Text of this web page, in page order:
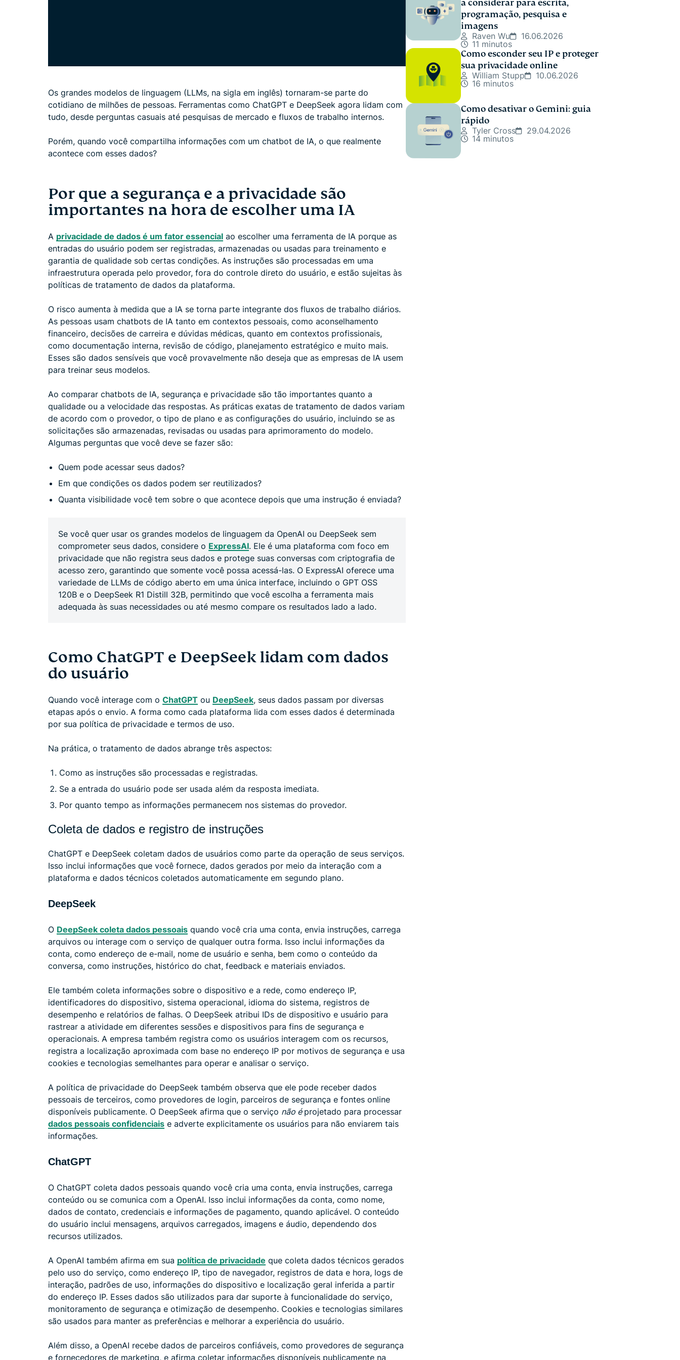
Os grandes modelos de linguagem (LLMs, na sigla em inglês) tornaram-se parte do
cotidiano de milhões de pessoas. Ferramentas como ChatGPT e DeepSeek agora lidam com
tudo, desde perguntas casuais até pesquisas de mercado e fluxos de trabalho internos.
Porém, quando você compartilha informações com um chatbot de IA, o que realmente
acontece com esses dados?
Por que a segurança e a privacidade são
importantes na hora de escolher uma IA
A privacidade de dados é um fator essencial ao escolher uma ferramenta de IA porque as
entradas do usuário podem ser registradas, armazenadas ou usadas para treinamento e
garantia de qualidade sob certas condições. As instruções são processadas em uma
infraestrutura operada pelo provedor, fora do controle direto do usuário, e estão sujeitas às
políticas de tratamento de dados da plataforma.
O risco aumenta à medida que a IA se torna parte integrante dos fluxos de trabalho diários.
As pessoas usam chatbots de IA tanto em contextos pessoais, como aconselhamento
financeiro, decisões de carreira e dúvidas médicas, quanto em contextos profissionais,
como documentação interna, revisão de código, planejamento estratégico e muito mais.
Esses são dados sensíveis que você provavelmente não deseja que as empresas de IA usem
para treinar seus modelos.
Ao comparar chatbots de IA, segurança e privacidade são tão importantes quanto a
qualidade ou a velocidade das respostas. As práticas exatas de tratamento de dados variam
de acordo com o provedor, o tipo de plano e as configurações do usuário, incluindo se as
solicitações são armazenadas, revisadas ou usadas para aprimoramento do modelo.
Algumas perguntas que você deve se fazer são:
Quem pode acessar seus dados?
Em que condições os dados podem ser reutilizados?
Quanta visibilidade você tem sobre o que acontece depois que uma instrução é enviada?
Se você quer usar os grandes modelos de linguagem da OpenAI ou DeepSeek sem
comprometer seus dados, considere o ExpressAI. Ele é uma plataforma com foco em
privacidade que não registra seus dados e protege suas conversas com criptografia de
acesso zero, garantindo que somente você possa acessá-las. O ExpressAI oferece uma
variedade de LLMs de código aberto em uma única interface, incluindo o GPT OSS
120B e o DeepSeek R1 Distill 32B, permitindo que você escolha a ferramenta mais
adequada às suas necessidades ou até mesmo compare os resultados lado a lado.
Como ChatGPT e DeepSeek lidam com dados
do usuário
Quando você interage com o ChatGPT ou DeepSeek, seus dados passam por diversas
etapas após o envio. A forma como cada plataforma lida com esses dados é determinada
por sua política de privacidade e termos de uso.
Na prática, o tratamento de dados abrange três aspectos:
Como as instruções são processadas e registradas.
Se a entrada do usuário pode ser usada além da resposta imediata.
Por quanto tempo as informações permanecem nos sistemas do provedor.
Coleta de dados e registro de instruções
ChatGPT e DeepSeek coletam dados de usuários como parte da operação de seus serviços.
Isso inclui informações que você fornece, dados gerados por meio da interação com a
plataforma e dados técnicos coletados automaticamente em segundo plano.
DeepSeek
O DeepSeek coleta dados pessoais quando você cria uma conta, envia instruções, carrega
arquivos ou interage com o serviço de qualquer outra forma. Isso inclui informações da
conta, como endereço de e-mail, nome de usuário e senha, bem como o conteúdo da
conversa, como instruções, histórico do chat, feedback e materiais enviados.
Ele também coleta informações sobre o dispositivo e a rede, como endereço IP,
identificadores do dispositivo, sistema operacional, idioma do sistema, registros de
desempenho e relatórios de falhas. O DeepSeek atribui IDs de dispositivo e usuário para
rastrear a atividade em diferentes sessões e dispositivos para fins de segurança e
operacionais. A empresa também registra como os usuários interagem com os recursos,
registra a localização aproximada com base no endereço IP por motivos de segurança e usa
cookies e tecnologias semelhantes para operar e analisar o serviço.
A política de privacidade do DeepSeek também observa que ele pode receber dados
pessoais de terceiros, como provedores de login, parceiros de segurança e fontes online
disponíveis publicamente. O DeepSeek afirma que o serviço não é projetado para processar
dados pessoais confidenciais e adverte explicitamente os usuários para não enviarem tais
informações.
ChatGPT
O ChatGPT coleta dados pessoais quando você cria uma conta, envia instruções, carrega
conteúdo ou se comunica com a OpenAI. Isso inclui informações da conta, como nome,
dados de contato, credenciais e informações de pagamento, quando aplicável. O conteúdo
do usuário inclui mensagens, arquivos carregados, imagens e áudio, dependendo dos
recursos utilizados.
A OpenAI também afirma em sua política de privacidade que coleta dados técnicos gerados
pelo uso do serviço, como endereço IP, tipo de navegador, registros de data e hora, logs de
interação, padrões de uso, informações do dispositivo e localização geral inferida a partir
do endereço IP. Esses dados são utilizados para dar suporte à funcionalidade do serviço,
monitoramento de segurança e otimização de desempenho. Cookies e tecnologias similares
são usados ​​para manter as preferências e melhorar a experiência do usuário.
Além disso, a OpenAI recebe dados de parceiros confiáveis, como provedores de segurança
e fornecedores de marketing, e afirma coletar informações disponíveis publicamente na
a considerar para escrita,
programação, pesquisa e
imagens
Raven Wu
16.06.2026
11 minutos
Como esconder seu IP e proteger
sua privacidade online
William Stupp
10.06.2026
16 minutos
Como desativar o Gemini: guia
rápido
Tyler Cross
29.04.2026
14 minutos